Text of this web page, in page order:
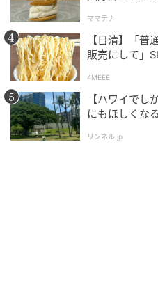
よくある質問
Q. 「おさかなスナッ
はどこで購入できます
ママテナ
【日清】「普
販売にして」
4MEEE
【ハワイでし
にもほしくな
リンネル.jp